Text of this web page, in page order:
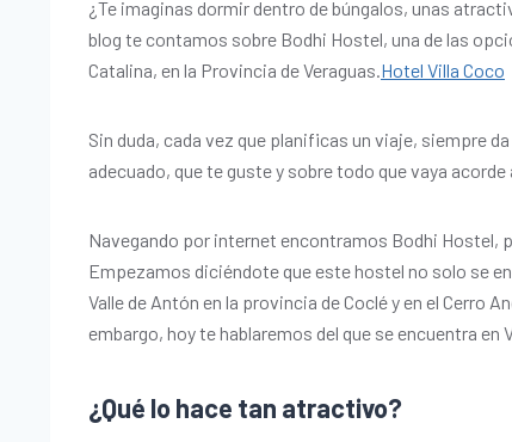
¿Te imaginas dormir dentro de búngalos, unas
blog te contamos sobre Bodhi Hostel, una de las
Catalina, en la Provincia de Veraguas.Hotel Villa Coco
Sin duda, cada vez que planificas un viaje, siempre
adecuado, que te guste y sobre todo que vaya
Navegando por internet encontramos Bodhi Hostel,
Empezamos diciéndote que este hostel no solo se
Valle de Antón en la provincia de Coclé y en el Cerro
embargo, hoy te hablaremos del que se encuentra en
¿Qué lo hace tan atractivo?